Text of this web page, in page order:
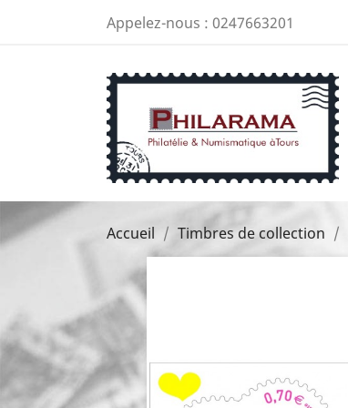
Appelez-nous : 0247663201
Accueil Timbres de collection